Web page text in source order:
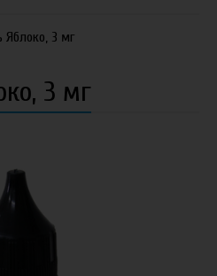
Яблоко, 3 мг
3 мг